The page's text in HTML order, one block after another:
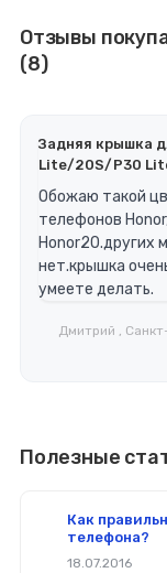
Отзывы
(8)
Задняя крышка
Lite/20S/P30
Обожаю такой
телефонов
Honor20.других
нет.крышка
умеете делать.
Дмитрий ,
Полезные
Как
телефона?
18.07.2016